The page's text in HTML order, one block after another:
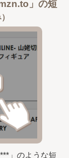
」の短
」のような短